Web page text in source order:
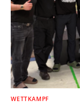
WETTKAMPF